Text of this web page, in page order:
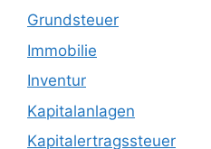
Grundsteuer
Immobilie
Inventur
Kapitalanlagen
Kapitalertragssteuer